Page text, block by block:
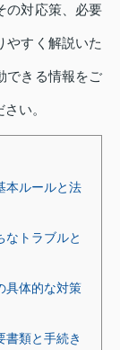
の対応策、必要
やすく解説いた
できる情報をご
い。
本ルールと法
なトラブルと
具体的な対策
書類と手続き